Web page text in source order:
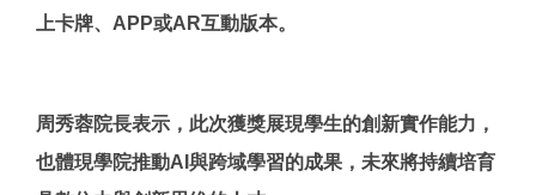
上卡牌、APP或AR互動版本。
周秀蓉院長表示，此次獲獎展現學生的創新實作能力，
也體現學院推動AI與跨域學習的成果，未來將持續培育